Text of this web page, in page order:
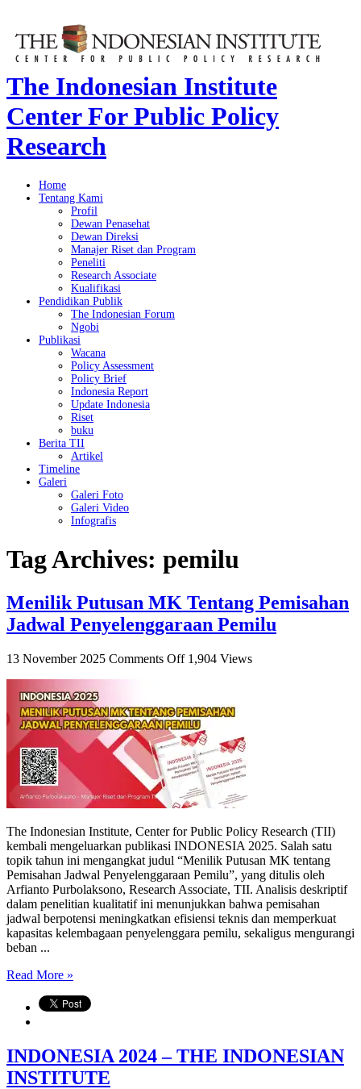
The Indonesian Institute
Center For Public Policy
Research
Home
Tentang Kami
Profil
Dewan Penasehat
Dewan Direksi
Manajer Riset dan Program
Peneliti
Research Associate
Kualifikasi
Pendidikan Publik
The Indonesian Forum
Ngobi
Publikasi
Wacana
Policy Assessment
Policy Brief
Indonesia Report
Update Indonesia
Riset
buku
Berita TII
Artikel
Timeline
Galeri
Galeri Foto
Galeri Video
Infografis
Tag Archives: pemilu
Menilik Putusan MK Tentang Pemisahan
Jadwal Penyelenggaraan Pemilu
13 November 2025 Comments Offon
Tentang
Pemisahan
Jadwal
Penyelenggaraan
Pemilu
1,904 Views
The Indonesian Institute, Center for Public Policy Research (TII)
kembali mengeluarkan publikasi INDONESIA 2025. Salah satu
topik tahun ini mengangkat judul “Menilik Putusan MK tentang
Pemisahan Jadwal Penyelenggaraan Pemilu”, yang ditulis oleh
Arfianto Purbolaksono, Research Associate, TII. Analisis deskriptif
dalam penelitian kualitatif ini menunjukkan bahwa pemisahan
jadwal berpotensi meningkatkan efisiensi teknis dan memperkuat
kapasitas kelembagaan penyelenggara pemilu, sekaligus mengurangi
beban ...
Read More »
INDONESIA 2024 – THE INDONESIAN
INSTITUTE